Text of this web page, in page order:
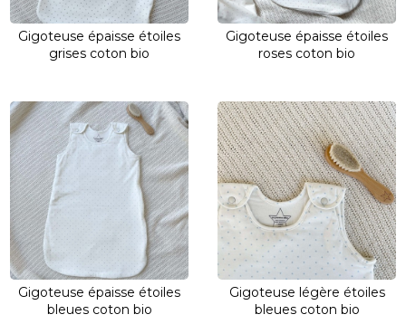
Gigoteuse épaisse étoiles
grises coton bio
Gigoteuse épaisse étoiles
roses coton bio
Gigoteuse épaisse étoiles
bleues coton bio
Gigoteuse légère étoiles
bleues coton bio